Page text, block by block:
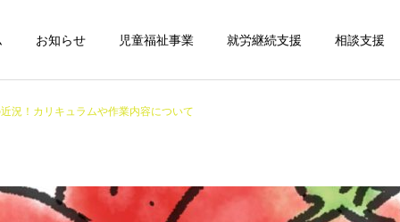
お知らせ 児童福祉事業 就労継続支援 相談支援
況！カリキュラムや作業内容について